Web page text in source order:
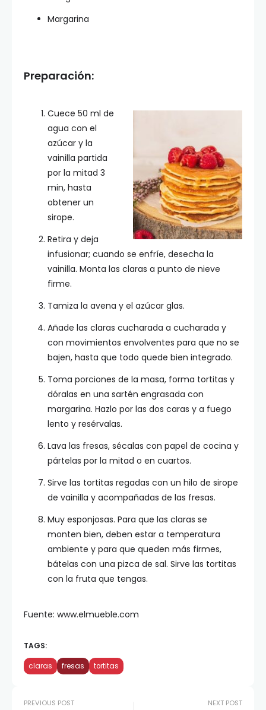
Margarina
Preparación:
Cuece 50 ml de
agua con el
azúcar y la
vainilla partida
por la mitad 3
min, hasta
obtener un
sirope.
Retira y deja
infusionar; cuando se enfríe, desecha la
vainilla. Monta las claras a punto de nieve
firme.
Tamiza la avena y el azúcar glas.
Añade las claras cucharada a cucharada y
con movimientos envolventes para que no se
bajen, hasta que todo quede bien integrado.
Toma porciones de la masa, forma tortitas y
dóralas en una sartén engrasada con
margarina. Hazlo por las dos caras y a fuego
lento y resérvalas.
Lava las fresas, sécalas con papel de cocina y
pártelas por la mitad o en cuartos.
Sirve las tortitas regadas con un hilo de sirope
de vainilla y acompañadas de las fresas.
Muy esponjosas. Para que las claras se
monten bien, deben estar a temperatura
ambiente y para que queden más firmes,
bátelas con una pizca de sal. Sirve las tortitas
con la fruta que tengas.
Fuente: www.elmueble.com
TAGS:
claras fresas tortitas
PREVIOUS POST NEXT POST